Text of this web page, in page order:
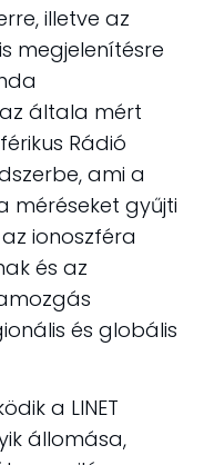
illetve az
megjelenítésre
általa mért
Rádió
ami a
méréseket gyűjti
ionoszféra
és az
és globális
a LINET
állomása,